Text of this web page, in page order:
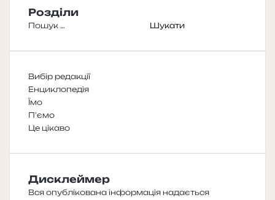
Розділи
Пошук:
Вибір редакції
Енциклопедія
Їмо
П'ємо
Це цікаво
Дисклеймер
Вся опублікована інформація надається